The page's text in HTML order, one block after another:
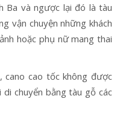
Ba và ngược lại đó là tàu
vận chuyện những khách
hoặc phụ nữ mang thai
cao tốc không được
chuyển bằng tàu gỗ các